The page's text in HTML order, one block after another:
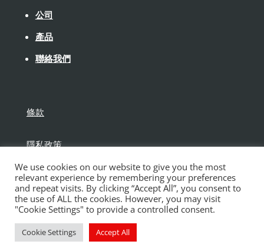
公司
產品
聯絡我們
條款
隱私政策
免責聲明
版權所有保得建材有限公司
We use cookies on our website to give you the most
relevant experience by remembering your preferences
and repeat visits. By clicking “Accept All”, you consent to
the use of ALL the cookies. However, you may visit
"Cookie Settings" to provide a controlled consent.
Cookie Settings Accept All